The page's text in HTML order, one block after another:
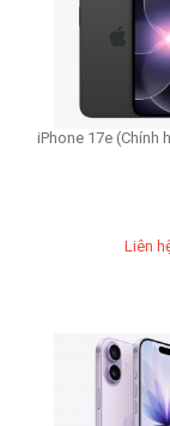
iPhone 17e (Chính
Liên